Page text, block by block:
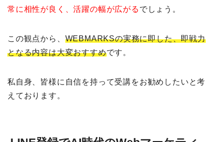
常に相性が良く、活躍の幅が広がる でしょう。
この観点から、 WEBMARKSの実務に即した、即戦力
となる内容は大変おすすめです。
私自身、皆様に自信を持って受講をお勧めしたいと考
えております。